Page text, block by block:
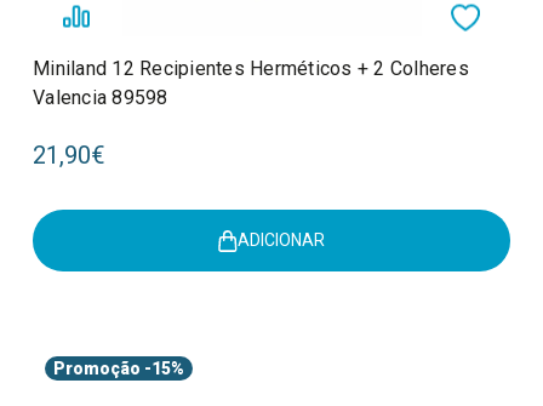
Miniland 12 Recipientes Herméticos + 2 Colheres
Valencia 89598
21,90€
ADICIONAR
Promoção -15%